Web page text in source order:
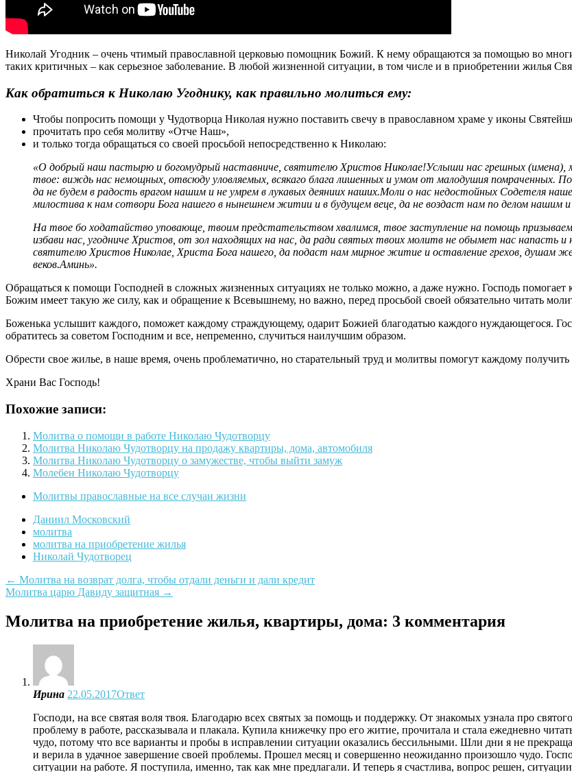
Николай Угодник – очень чтимый православной церковью помощник Божий. К нему обращаются за помощью во
таких критичных – как серьезное заболевание. В любой жизненной ситуации, в том числе и в приобретении жилья
Как обратиться к Николаю Угоднику, как правильно молиться ему:
Чтобы попросить помощи у Чудотворца Николая нужно поставить свечу в православном храме у иконы
прочитать про себя молитву «Отче Наш»,
и только тогда обращаться со своей просьбой непосредственно к Николаю:
«О добрый наш пастырю и богомудрый наставниче, святителю Христов Николае!Услыши нас грешных (имена),
твое: виждь нас немощных, отвсюду уловляемых, всякаго блага лишенных и умом от малодушия помраченных.
да не будем в радость врагом нашим и не умрем в лукавых деяниих наших.Моли о нас недостойных Содетеля
милостива к нам сотвори Бога нашего в нынешнем житии и в будущем веце, да не воздаст нам по делом нашим
На твое бо ходатайство уповающе, твоим предстательством хвалимся, твое заступление на помощь
избави нас, угодниче Христов, от зол находящих на нас, да ради святых твоих молитв не обымет нас напасть и
святителю Христов Николае, Христа Бога нашего, да подаст нам мирное житие и оставление грехов, душам
веков.Аминь».
Обращаться к помощи Господней в сложных жизненных ситуациях не только можно, а даже нужно. Господь
Божим имеет такую же силу, как и обращение к Всевышнему, но важно, перед просьбой своей обязательно читать
Боженька услышит каждого, поможет каждому страждующему, одарит Божией благодатью каждого нуждающегося.
обратитесь за советом Господним и все, непременно, случиться наилучшим образом.
Обрести свое жилье, в наше время, очень проблематично, но старательный труд и молитвы помогут каждому
Храни Вас Господь!
Похожие записи:
Молитва о помощи в работе Николаю Чудотворцу
Молитва Николаю Чудотворцу на продажу квартиры, дома, автомобиля
Молитва Николаю Чудотворцу о замужестве, чтобы выйти замуж
Молебен Николаю Чудотворцу
Молитвы православные на все случаи жизни
Даниил Московский
молитва
молитва на приобретение жилья
Николай Чудотворец
Навигация
по
записям
← Молитва на возврат долга, чтобы отдали деньги и дали кредит
Молитва царю Давиду защитная →
Молитва на приобретение жилья, квартиры, дома: 3 комментария
Ирина 22.05.2017Ответ
Господи, на все святая воля твоя. Благодарю всех святых за помощь и поддержку. От знакомых узнала про
проблему в работе, рассказывала и плакала. Купила книжечку про его житие, прочитала и стала ежедневно
чудо, потому что все варианты и пробы в исправлении ситуации оказались бессильными. Шли дни я не
и верила в удачное завершение своей проблемы. Прошел месяц и совершенно неожиданно произошло чудо.
ситуации на работе. Я поступила, именно, так как мне предлагали. И теперь я счастлива, вопрос решен,